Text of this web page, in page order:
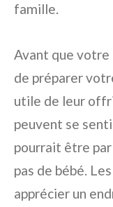
famille.
Avant que
de préparer
utile de leur
peuvent se
pourrait être par
pas de bébé.
apprécier un